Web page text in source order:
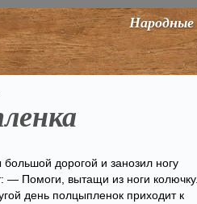
Народные
дорогой и занозил ногу
— Помоги, вытащи из ноги колючку.
день полцыпленок приходит к